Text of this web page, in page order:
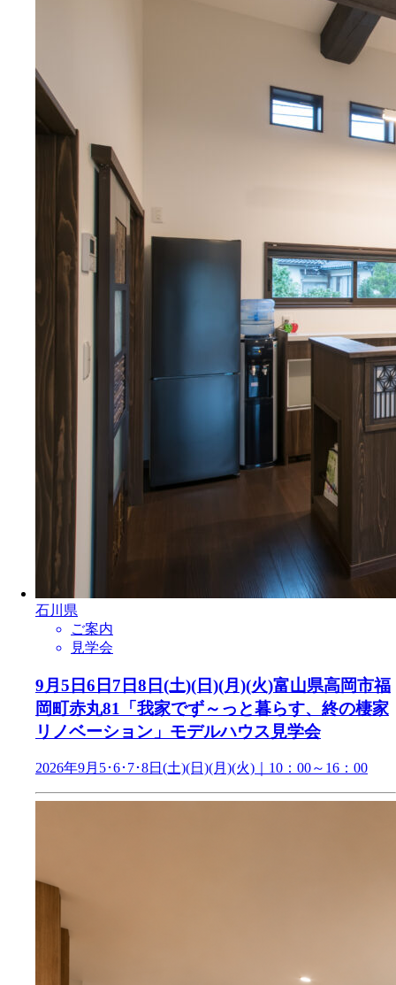
石川県
ご案内
見学会
9月5日6日7日8日(土)(日)(月)(火)富山県高岡市福
岡町赤丸81「我家でず～っと暮らす、終の棲家
リノベーション」モデルハウス見学会
2026年9月5･6･7･8日(土)(日)(月)(火)｜10：00～16：00